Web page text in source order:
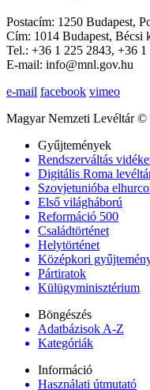
Postacím: 1250 Budapest,
Cím: 1014 Budapest, Bécsi
Tel.: +36 1 225 2843, +36 1
E-mail: info@mnl.gov.hu
e-mail facebook vimeo
Magyar Nemzeti Levéltár ©
Gyűjtemények
Rendszerváltás
Digitális Roma
Szovjetunióba
Első világháború
Reformáció 500
Családtörténet
Helytörténet
Középkori
Pártiratok
Külügyminisztérium
Böngészés
Adatbázisok A-Z
Kategóriák
Információ
Használati útmutató